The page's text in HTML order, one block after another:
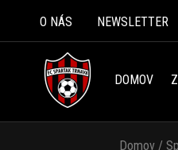
O NÁS NEWSLETTER
DOMOV
Domov /